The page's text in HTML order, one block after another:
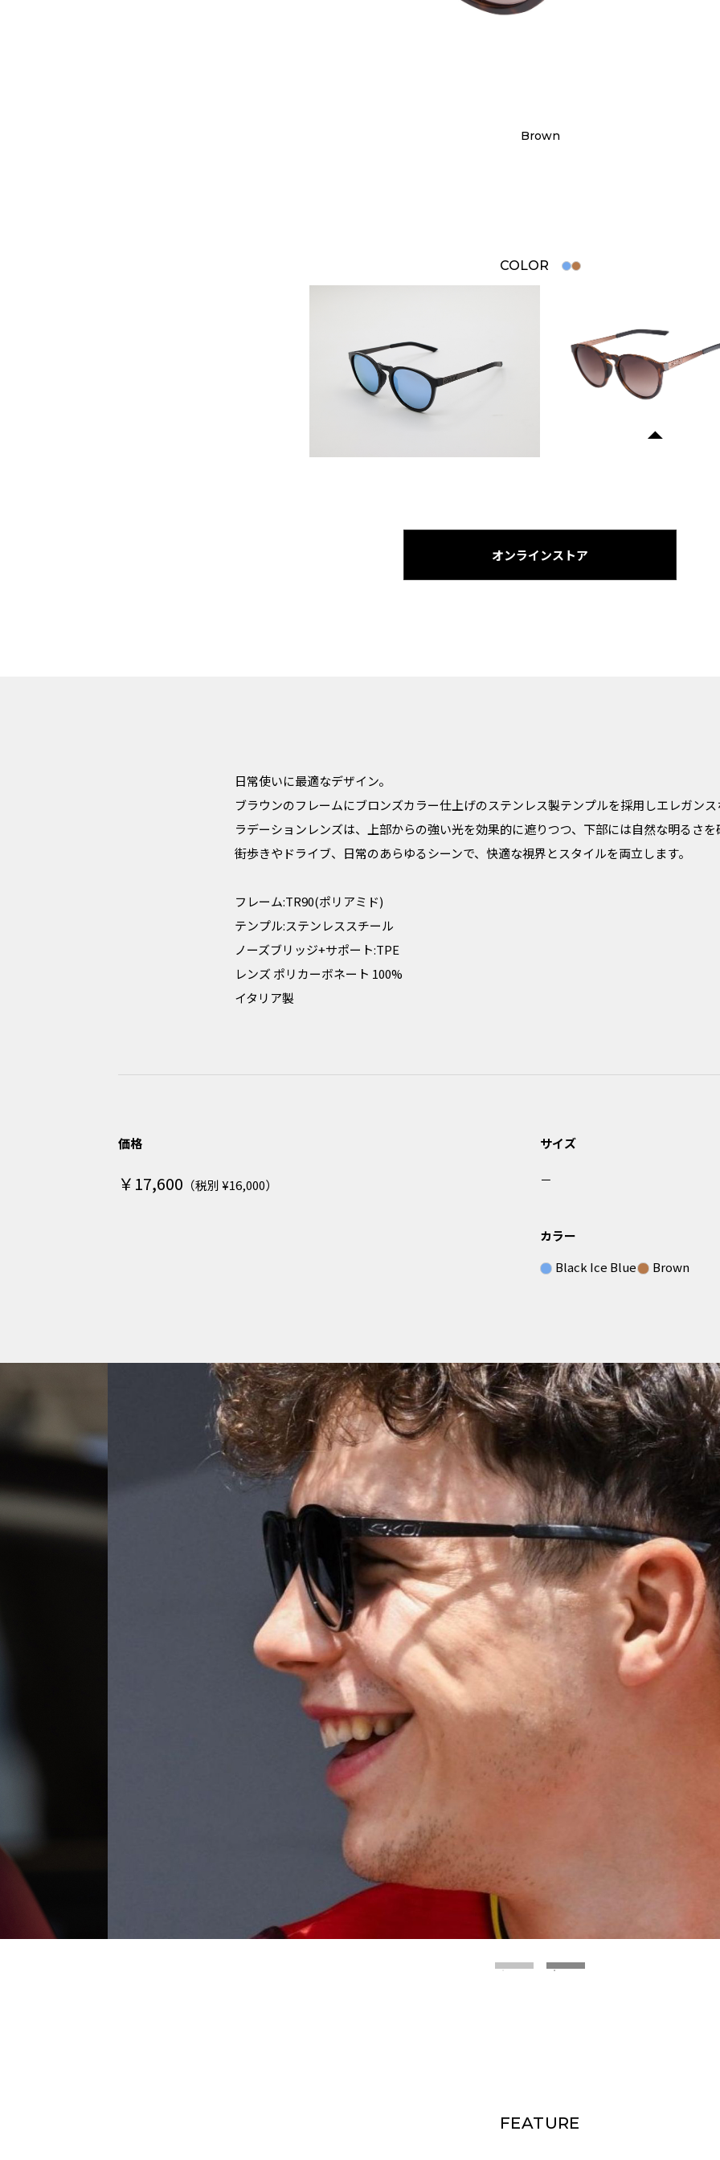
COLOR
オンラインストア
日常使いに最適なデザイン。
ブラウンのフレームにブロンズカラー仕上げのステンレス製テンプルを採用しエレガン
ラデーションレンズは、上部からの強い光を効果的に遮りつつ、下部には自然な明るさを
街歩きやドライブ、日常のあらゆるシーンで、快適な視界とスタイルを両立します。
フレーム:TR90(ポリアミド)
テンプル:ステンレススチール
ノーズブリッジ+サポート:TPE
レンズ ポリカーボネート 100%
イタリア製
価格
￥17,600 （税別 ¥16,000）
サイズ
－
カラー
Black Ice Blue
Brown
FEATURE